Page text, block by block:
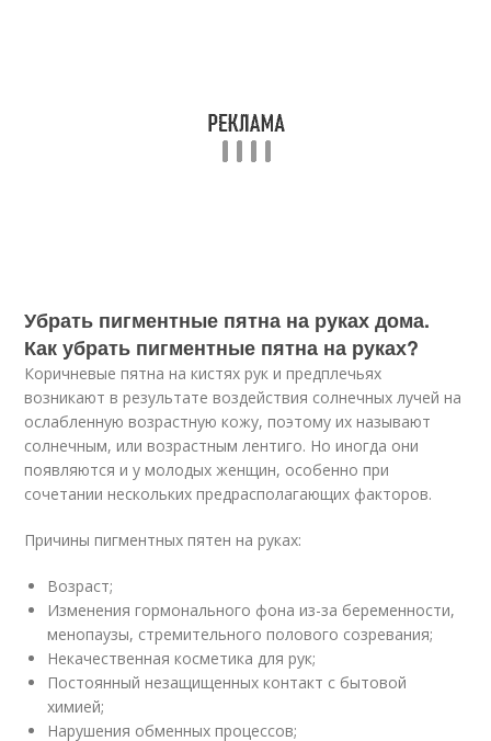
Убрать пигментные пятна на руках дома.
Как убрать пигментные пятна на руках?
Коричневые пятна на кистях рук и предплечьях
возникают в результате воздействия солнечных лучей на
ослабленную возрастную кожу, поэтому их называют
солнечным, или возрастным лентиго. Но иногда они
появляются и у молодых женщин, особенно при
сочетании нескольких предрасполагающих факторов.
Причины пигментных пятен на руках:
Возраст;
Изменения гормонального фона из-за беременности,
менопаузы, стремительного полового созревания;
Некачественная косметика для рук;
Постоянный незащищенных контакт с бытовой
химией;
Нарушения обменных процессов;